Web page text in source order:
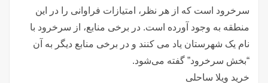
سرخرود است که از هر نظر، امتیازات فراوانی را در این
منطقه به وجود آورده است. در برخی منابع، از سرخرود با
نام یک شهرستان یاد می کنند و در برخی منابع دیگر به آن
“بخش سرخرود” گفته می‌شود.
خرید ویلا ساحلی